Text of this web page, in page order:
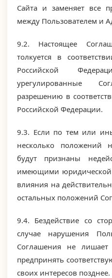
Сайта и заменяет все
между Пользователем и
9.2. Настоящее
толкуется в
Российской
урегулированные
разрешению в
Российской Федерации.
9.3. Если по тем или
несколько положений
будут признаны
имеющими юридической
влияния на
остальных положений
9.4. Бездействие со
случае нарушения
Соглашения не
предпринять
своих интересов позднее.